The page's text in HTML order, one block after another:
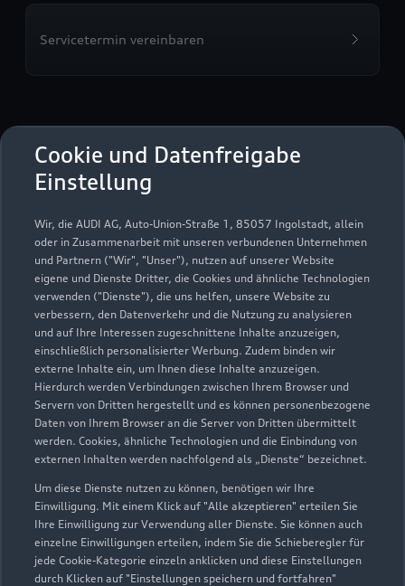
Cookie und Datenfreigabe
Einstellung
Wir, die AUDI AG, Auto-Union-Straße 1, 85057 Ingolstadt, allein
oder in Zusammenarbeit mit unseren verbundenen Unternehmen
und Partnern ("Wir", "Unser"), nutzen auf unserer Website
eigene und Dienste Dritter, die Cookies und ähnliche Technologien
verwenden ("Dienste"), die uns helfen, unsere Website zu
verbessern, den Datenverkehr und die Nutzung zu analysieren
und auf Ihre Interessen zugeschnittene Inhalte anzuzeigen,
einschließlich personalisierter Werbung. Zudem binden wir
externe Inhalte ein, um Ihnen diese Inhalte anzuzeigen.
Hierdurch werden Verbindungen zwischen Ihrem Browser und
Servern von Dritten hergestellt und es können personenbezogene
Daten von Ihrem Browser an die Server von Dritten übermittelt
werden. Cookies, ähnliche Technologien und die Einbindung von
externen Inhalten werden nachfolgend als „Dienste“ bezeichnet.
Um diese Dienste nutzen zu können, benötigen wir Ihre
Einwilligung. Mit einem Klick auf "Alle akzeptieren" erteilen Sie
Ihre Einwilligung zur Verwendung aller Dienste. Sie können auch
einzelne Einwilligungen erteilen, indem Sie die Schieberegler für
jede Cookie-Kategorie einzeln anklicken und diese Einstellungen
durch Klicken auf "Einstellungen speichern und fortfahren"
Servicetermin vereinbaren
Jacobs Automobile Alsdorf
GmbH
Max-Planck-Straße 17 - 21
52477 Alsdorf
02404 55080